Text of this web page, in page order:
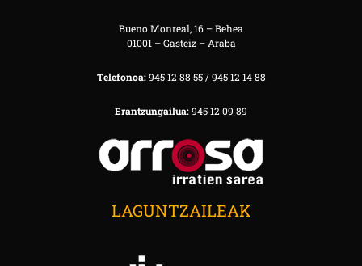
Bueno Monreal, 16 – Behea
01001 – Gasteiz – Araba
Telefonoa:945 12 88 55 / 945 12 14 88
Erantzungailua:945 12 09 89
LAGUNTZAILEAK